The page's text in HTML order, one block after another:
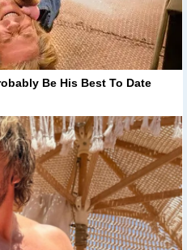
Be His Best To Date